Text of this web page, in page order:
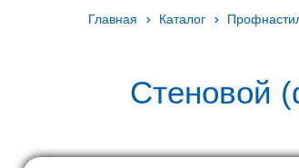
Главная Каталог
Стеновой